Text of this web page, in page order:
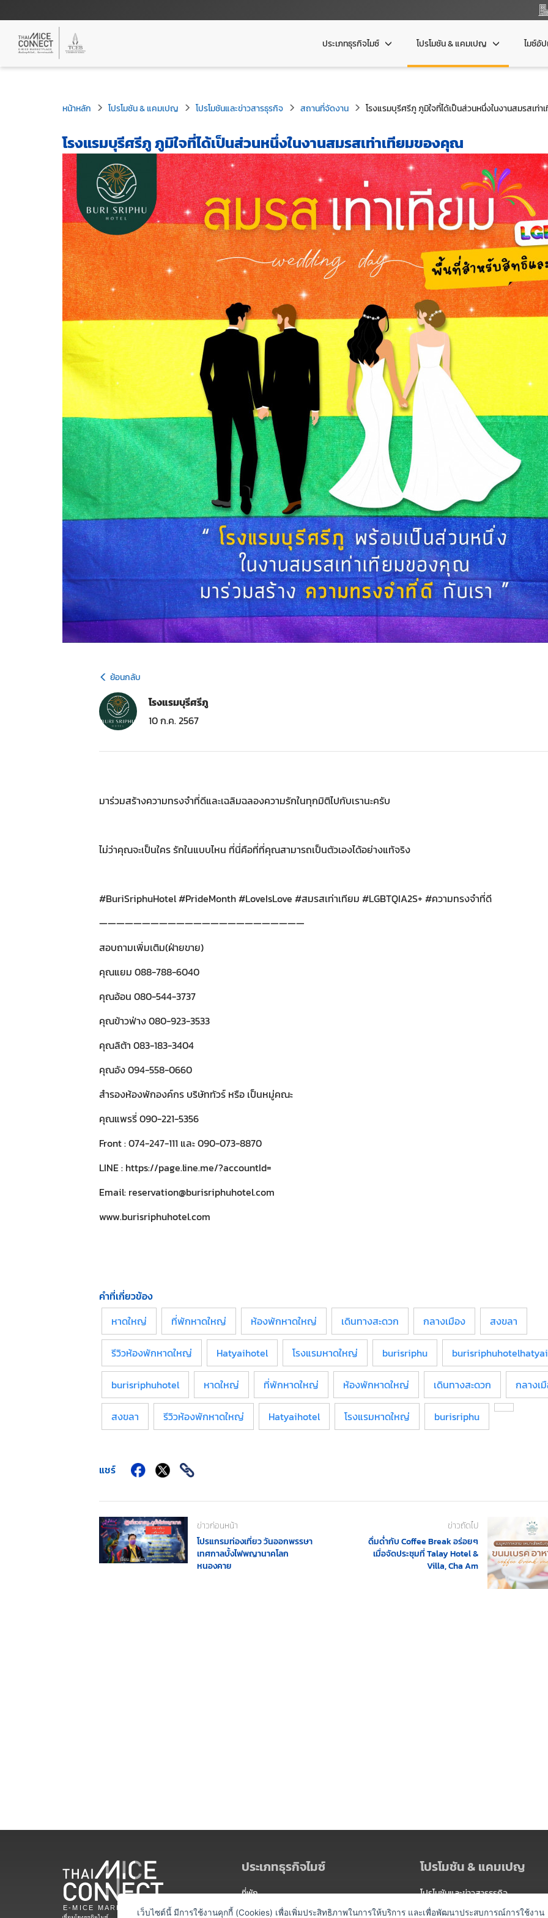
ประเภทธุรกิจไมซ์ โปรโมชัน & แคมเปญ ไมซ์อั
หน้าหลัก โปรโมชัน & แคมเปญ โปรโมชันและข่าวสารธุรกิจ สถานที่จัดงาน โรงแรมบุรีศรีภู ภูมิใจที่ได้เป็นส่วนหนึ่งในงานสมรสเท่
โรงแรมบุรีศรีภู ภูมิใจที่ได้เป็นส่วนหนึ่งในงานสมรสเท่าเทียมของคุณ
ย้อนกลับ
โรงแรมบุรีศรีภู
10 ก.ค. 2567
มาร่วมสร้างความทรงจำที่ดีและเฉลิมฉลองความรักในทุกมิติไปกับเรานะครับ
ไม่ว่าคุณจะเป็นใคร รักในแบบไหน ที่นี่คือที่ที่คุณสามารถเป็นตัวเองได้อย่างแท้จริง
#BuriSriphuHotel #PrideMonth #LoveIsLove #สมรสเท่าเทียม #LGBTQIA2S+ #ความทรงจำที่ดี
————————————————————————
สอบถามเพิ่มเติม(ฝ่ายขาย)
คุณแยม 088-788-6040
คุณอ้อน 080-544-3737
คุณข้าวฟ่าง 080-923-3533
คุณลิต้า 083-183-3404
คุณอัง 094-558-0660
สำรองห้องพักองค์กร บริษัททัวร์ หรือ เป็นหมู่คณะ
คุณแพรรี่ 090-221-5356
Front : 074-247-111 และ 090-073-8870
LINE : https://page.line.me/?accountId=
Email: reservation@burisriphuhotel.com
www.burisriphuhotel.com
คำที่เกี่ยวข้อง
หาดใหญ่
ที่พักหาดใหญ่ ห้องพักหาดใหญ่ เดินทางสะดวก กลางเมือง สงขลา
รีวิวห้องพักหาดใหญ่ Hatyaihotel โรงแรมหาดใหญ่ burisriphu burisriphuhotelhatyai
burisriphuhotel หาดใหญ่ ที่พักหาดใหญ่ ห้องพักหาดใหญ่ เดินทางสะดวก กลางเ
สงขลา รีวิวห้องพักหาดใหญ่ Hatyaihotel โรงแรมหาดใหญ่ burisriphu
แชร์
ข่าวก่อนหน้า
โปรแกรมท่องเที่ยว วันออกพรรษา
เทศกาลบั้งไฟพญานาคโลก
หนองคาย
ข่าวถัดไป
ดื่มด่ำกับ Coffee Break อร่อยๆ
เมื่อจัดประชุมที่ Talay Hotel &
Villa, Cha Am
ประเภทธุรกิจไมซ์
ที่พัก
สถานที่จัดงาน
โปรโมชัน & แคมเปญ
โปรโมชันและข่าวสารธุรกิจ
แพ็กเกจ
เว็บไซต์นี้ มีการใช้งานคุกกี้ (Cookies) เพื่อเพิ่มประสิทธิภาพในการให้บริการ และเพื่อพัฒนาประสบการณ์การใช้งาน